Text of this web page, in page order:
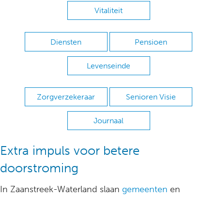
Vitaliteit
Diensten Pensioen
Levenseinde
Zorgverzekeraar Senioren Visie
Journaal
Extra impuls voor betere
doorstroming
In Zaanstreek-Waterland slaan gemeenten en